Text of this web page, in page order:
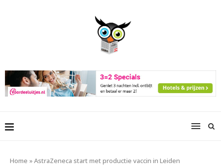
Home »AstraZeneca start met productie vaccin in Leiden